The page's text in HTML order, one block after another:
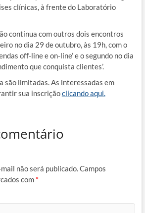
clínicas, à frente do Laboratório
continua com outros dois encontros
no dia 29 de outubro, às 19h, com o
off-line e on-line’ e o segundo no dia
que conquista clientes’.
são limitadas. As interessadas em
sua inscriçãoclicando aqui.
não será publicado. Campos
com *